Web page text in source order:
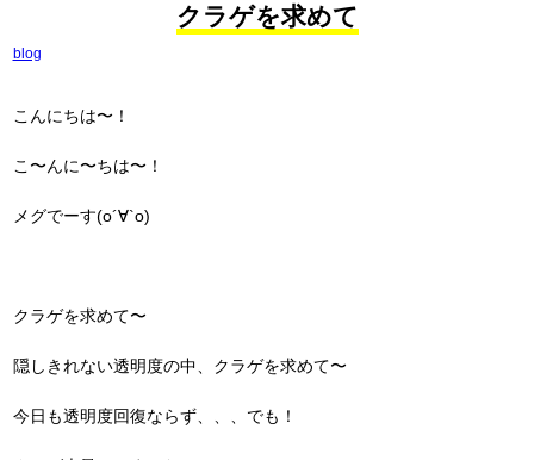
クラゲを求めて
blog
こんにちは〜！
こ〜んに〜ちは〜！
メグでーす(о´∀`о)
クラゲを求めて〜
隠しきれない透明度の中、クラゲを求めて〜
今日も透明度回復ならず、、、でも！